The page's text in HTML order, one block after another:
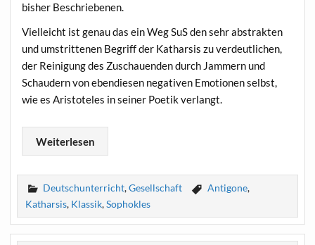
bis­her Beschriebenen.
Viel­leicht ist genau das ein Weg SuS den sehr abs­trak­ten
und umstrit­te­nen Begriff der Kathar­sis zu ver­deut­li­chen,
der Rei­ni­gung des Zuschau­en­den durch Jam­mern und
Schau­dern von eben­die­sen nega­ti­ven Emo­tio­nen selbst,
wie es Aris­to­te­les in sei­ner Poe­tik verlangt.
Wei­ter­le­sen
Deutschunterricht,Gesellschaft Antigone,
Katharsis, Klassik,Sophokles